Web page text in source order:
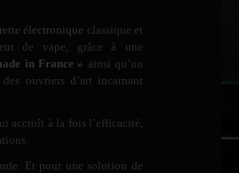
électronique classique et
de vape, grâce à une
in France » ainsi qu’un
ouvriers d’art incarnant
accroît à la fois l’efficacité,
Et pour une solution de